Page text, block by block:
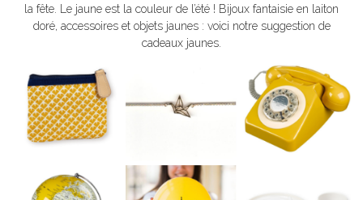
la fête. Le jaune est la couleur de l’été ! Bijoux fantaisie en laiton
doré, accessoires et objets jaunes : voici notre suggestion de
cadeaux jaunes.